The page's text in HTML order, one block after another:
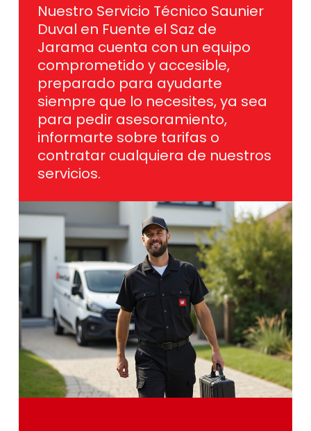
Nuestro Servicio Técnico Saunier
Duval en Fuente el Saz de
Jarama cuenta con un equipo
comprometido y accesible,
preparado para ayudarte
siempre que lo necesites, ya sea
para pedir asesoramiento,
informarte sobre tarifas o
contratar cualquiera de nuestros
servicios.